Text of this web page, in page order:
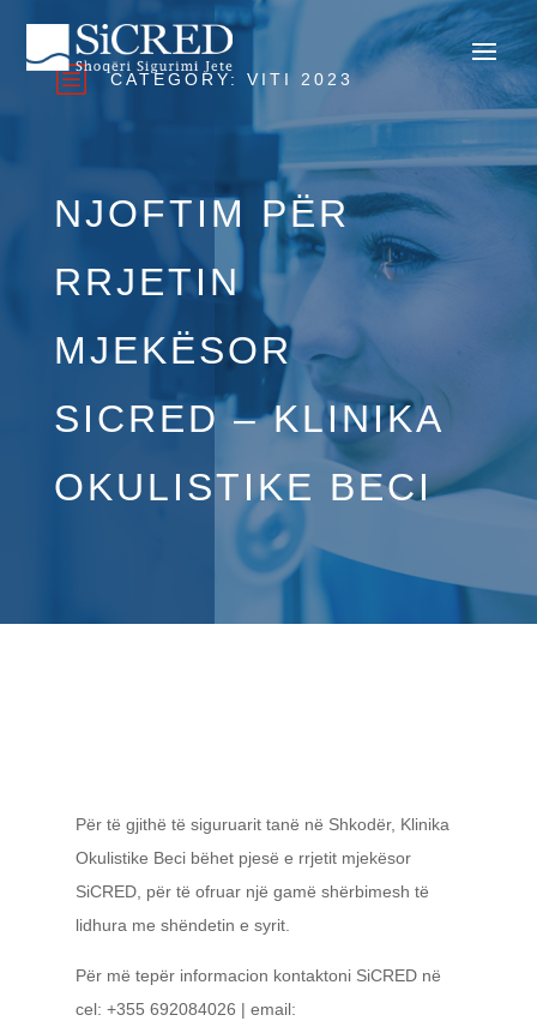
b CATEGORY: VITI 2023
NJOFTIM PËR
RRJETIN
MJEKËSOR
SICRED – KLINIKA
OKULISTIKE BECI
Për të gjithë të siguruarit tanë në Shkodër, Klinika
Okulistike Beci bëhet pjesë e rrjetit mjekësor
SiCRED, për të ofruar një gamë shërbimesh të
lidhura me shëndetin e syrit.
Për më tepër informacion kontaktoni SiCRED në
cel: +355 692084026 | email: